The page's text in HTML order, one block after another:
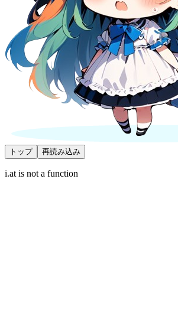
トップ 再読み込み
i.at is not a function